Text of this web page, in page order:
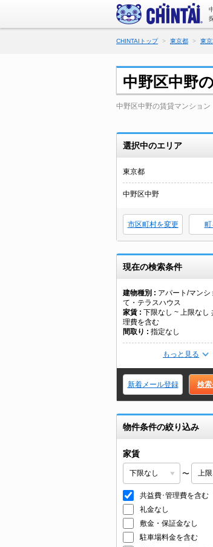
CHINTAIトップ 東京都 東
中野区中野
中野区中野の賃貸マンショ
選択中のエリア
東京都
中野区中野
市区町村を変更 町
現在の検索条件
建物種別
アパート/マンシ
て・テラスハウス
家賃
下限なし ~ 上限なし
理費を含む
間取り
指定なし
もっと見る
新着メール登録 検索
物件条件の絞り込み
家賃
〜
共益費･管理費を含む
礼金なし
敷金・保証金なし
駐車場料金を含む